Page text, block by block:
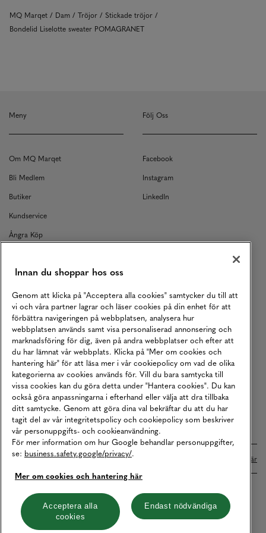
MQ Marqet Dam Tröjor
Stickade tröjor
Bondelid Liselotte sweater POMAGRANET
Meny
Om MQ Marqet
Bli Medlem
Butiker
Kundservice
Ångra Köp
Returer
Köpvillkor
Karriär
Vårt Ansvar
Våra Tjänster
Press
Studentrabatt
B2B
Tillgänglighetsredogörelse
Följ Oss
Facebook
Instagram
LinkedIn
Betalningar online sköts i samarbete med Klarna. Läs mer här
Cookies Integritetspolicy
Hantera cookies
Innan du shoppar hos oss
Genom att klicka på "Acceptera alla cookies" samtycker du till att
vi och våra partner lagrar och läser cookies på din enhet för att
förbättra navigeringen på webbplatsen, analysera hur
webbplatsen används samt visa personaliserad annonsering och
marknadsföring för dig, även på andra webbplatser och efter att
du har lämnat vår webbplats. Klicka på "Mer om cookies och
hantering här" för att läsa mer i vår cookiepolicy om vad de olika
kategorierna av cookies används för. Vill du bara samtycka till
vissa cookies kan du göra detta under "Hantera cookies". Du kan
också göra anpassningarna i efterhand eller välja att dra tillbaka
ditt samtycke. Genom att göra dina val bekräftar du att du har
tagit del av vår integritetspolicy och cookiepolicy som beskriver
vår personuppgifts- och cookieanvändning.
För mer information om hur Google behandlar personuppgifter,
se: business.safety.google/privacy/.
Mer om cookies och hantering här
Acceptera alla
cookies
Endast nödvändiga